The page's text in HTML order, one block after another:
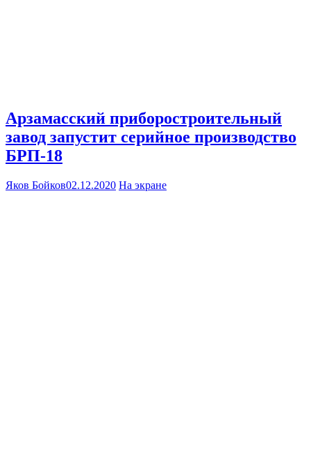
Арзамасский приборостроительный
завод запустит серийное производство
БРП-18
Яков Бойков02.12.2020 На экране